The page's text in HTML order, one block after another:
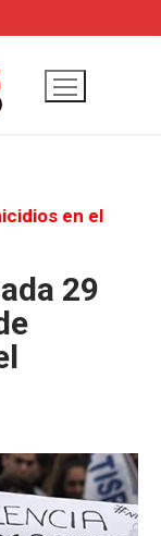
en el
29